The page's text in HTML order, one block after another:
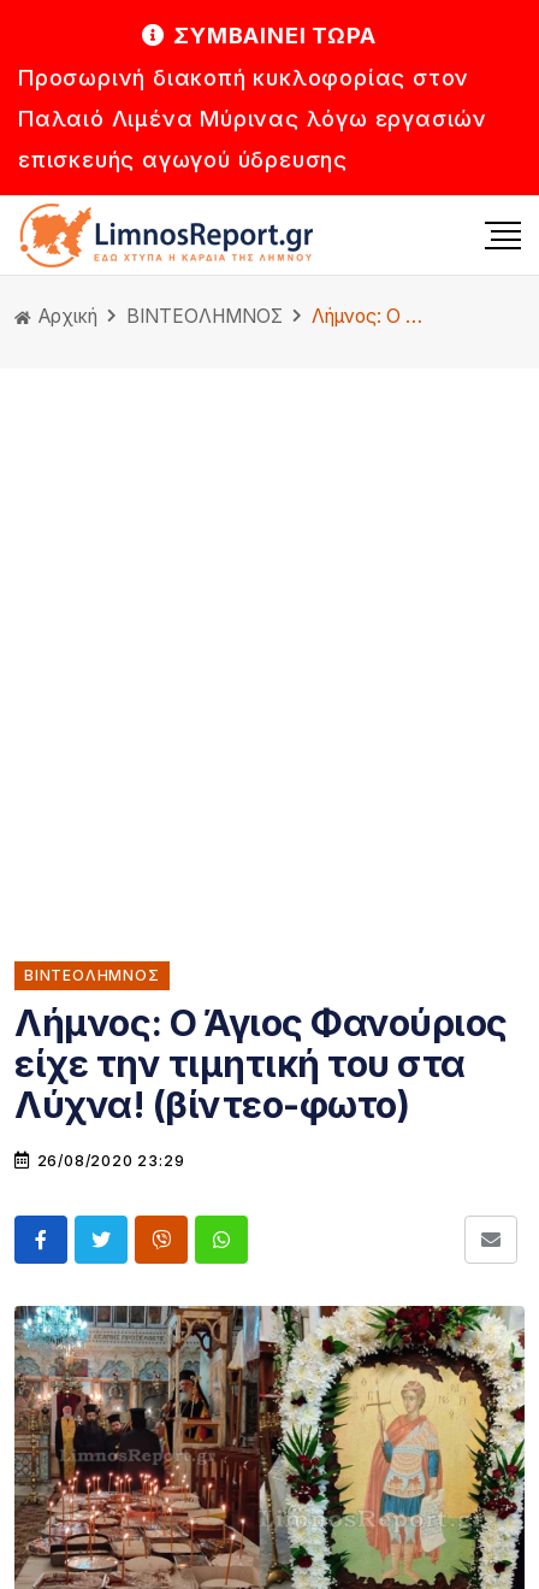
ΣΥΜΒΑΙΝΕΙ ΤΩΡΑ
Προσωρινή διακοπή κυκλοφορίας στον
Παλαιό Λιμένα Μύρινας λόγω εργασιών
επισκευής αγωγού ύδρευσης
Αρχική ΒΙΝΤΕΟΛΗΜΝΟΣ Λήμνος: Ο Άγιος Φανούριος είχε την τιμητική του στα Λύχνα! (βίντεο-φωτο)
ΒΙΝΤΕΟΛΗΜΝΟΣ
Λήμνος: Ο Άγιος Φανούριος
είχε την τιμητική του στα
Λύχνα! (βίντεο-φωτο)
26/08/2020 23:29